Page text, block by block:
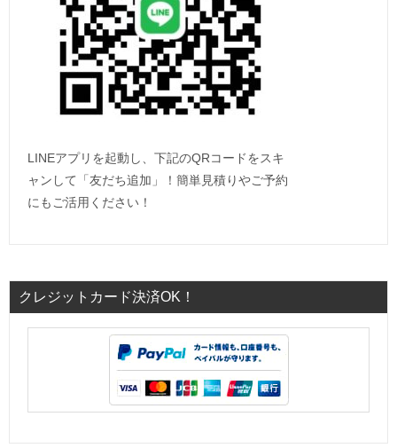
LINEアプリを起動し、下記のQRコードをスキ
ャンして「友だち追加」！簡単見積りやご予約
にもご活用ください！
クレジットカード決済OK！